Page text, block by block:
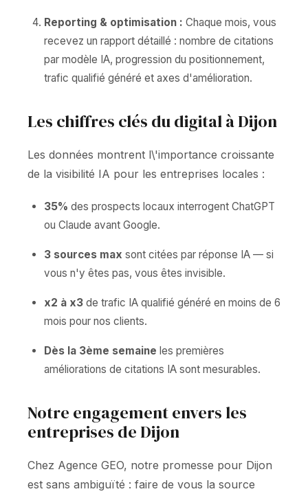
Reporting & optimisation : Chaque mois, vous
recevez un rapport détaillé : nombre de citations
par modèle IA, progression du positionnement,
trafic qualifié généré et axes d'amélioration.
Les chiffres clés du digital à Dijon
Les données montrent l\'importance croissante
de la visibilité IA pour les entreprises locales :
35% des prospects locaux interrogent ChatGPT
ou Claude avant Google.
3 sources max sont citées par réponse IA — si
vous n'y êtes pas, vous êtes invisible.
x2 à x3 de trafic IA qualifié généré en moins de 6
mois pour nos clients.
Dès la 3ème semaine les premières
améliorations de citations IA sont mesurables.
Notre engagement envers les
entreprises de Dijon
Chez Agence GEO, notre promesse pour Dijon
est sans ambiguïté : faire de vous la source